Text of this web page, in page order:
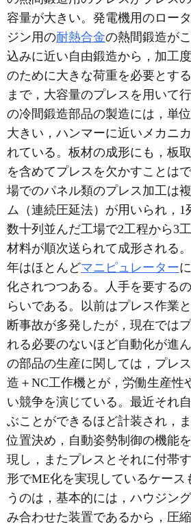
容量が大きい。発電機用のロー
ジン用の耐熱合金の熱間鍛造が
込みに近い自由鍛造から，加工
のために大きな荷重を必要とす
まで，大容量のプレスを用いて
の冷間鍛造部品の製造には，単
大きい，ハンマーに近いメカニ
れている。板材の成形にも，板
を含めてプレスを欠かすことは
場でのパネル類のプレス加工は
ム（連続圧延法）が用いられ，1
数十列並んだ工場で2工程から3
材料が順次送られて成形される
年はほとんどマニピュレーター
化されつつある。人手を要する
らいである。以前はプレス作業
断事故が多発したが，現在では
れる必要のないほど自動化が進
の部品の生産に関しては，プレ
造＋NC工作機とが，労働生産性
い競争を演じている。最近それ
ぶことができるほど計装され，
位置決め，自動姿勢制御の機能
現し，またプレスとそれに付帯
形でME化を実現しているケース
うのは，基本的には，ハウジン
み合わせた装置であるから，圧